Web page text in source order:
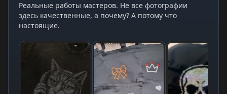
Реальные работы мастеров. Не все фотографии
здесь качественные, а почему? А потому что
настоящие.